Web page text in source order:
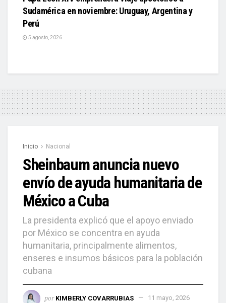
Sudamérica en noviembre: Uruguay, Argentina y
Perú
5 agosto, 2026
Inicio Nacional
Sheinbaum anuncia nuevo
envío de ayuda humanitaria de
México a Cuba
La presidenta explicó que el apoyo enviado
por México se concentra en ayuda
humanitaria, principalmente alimentos,
enseres e insumos básicos para la población
cubana
por KIMBERLY COVARRUBIAS 11 mayo, 2026